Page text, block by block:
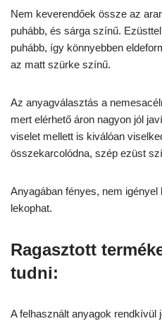
Nem keverendőek össze az
puhább, és sárga színű.
puhább, így könnyebben
az matt szürke színű.
Az anyagválasztás a
mert elérhető áron nagyon jól
viselet mellett is kiválóan
összekarcolódna, szép ezüst
Anyagában fényes, nem
lekophat.
Ragasztott
tudni:
A felhasznált anyagok rendkívül